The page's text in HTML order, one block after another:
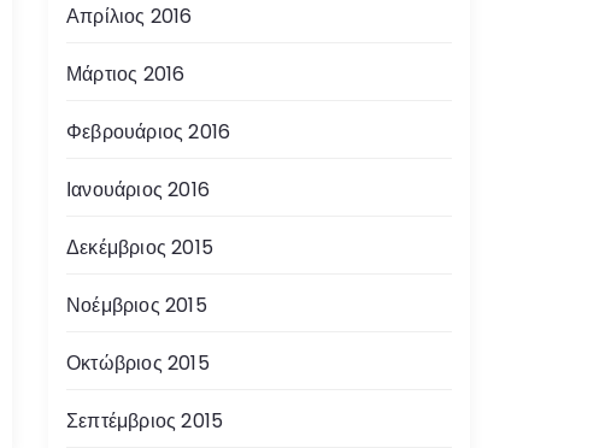
Απρίλιος 2016
Μάρτιος 2016
Φεβρουάριος 2016
Ιανουάριος 2016
Δεκέμβριος 2015
Νοέμβριος 2015
Οκτώβριος 2015
Σεπτέμβριος 2015